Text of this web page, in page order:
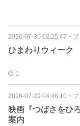
2026-07-30 02:25:47 ・
ひまわりウィーク
1
2026-07-29 04:46:10 ・
映画『つばさをひ
案内